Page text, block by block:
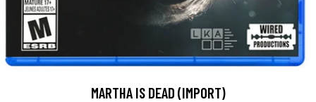
MARTHA IS DEAD (IMPORT)